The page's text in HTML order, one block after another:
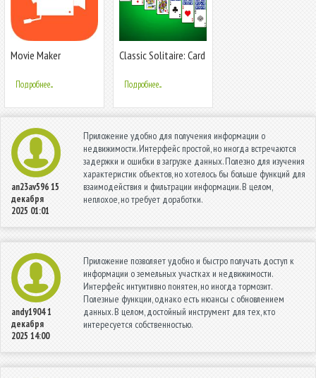
Movie Maker
Подробнее...
Classic Solitaire: Card
Подробнее...
an23av59615
декабря
2025 01:01
Приложение удобно для получения информации о
недвижимости. Интерфейс простой, но иногда встречаются
задержки и ошибки в загрузке данных. Полезно для изучения
характеристик объектов, но хотелось бы больше функций для
взаимодействия и фильтрации информации. В целом,
неплохое, но требует доработки.
andy19041
декабря
2025 14:00
Приложение позволяет удобно и быстро получать доступ к
информации о земельных участках и недвижимости.
Интерфейс интуитивно понятен, но иногда тормозит.
Полезные функции, однако есть нюансы с обновлением
данных. В целом, достойный инструмент для тех, кто
интересуется собственностью.